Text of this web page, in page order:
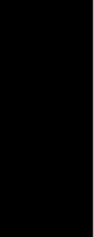
y opiniones
te ha inspirado de
que desees
que ha participado?
pensamientos.
y amantes
conversación.
eliminado para
para todos.
tus puntos